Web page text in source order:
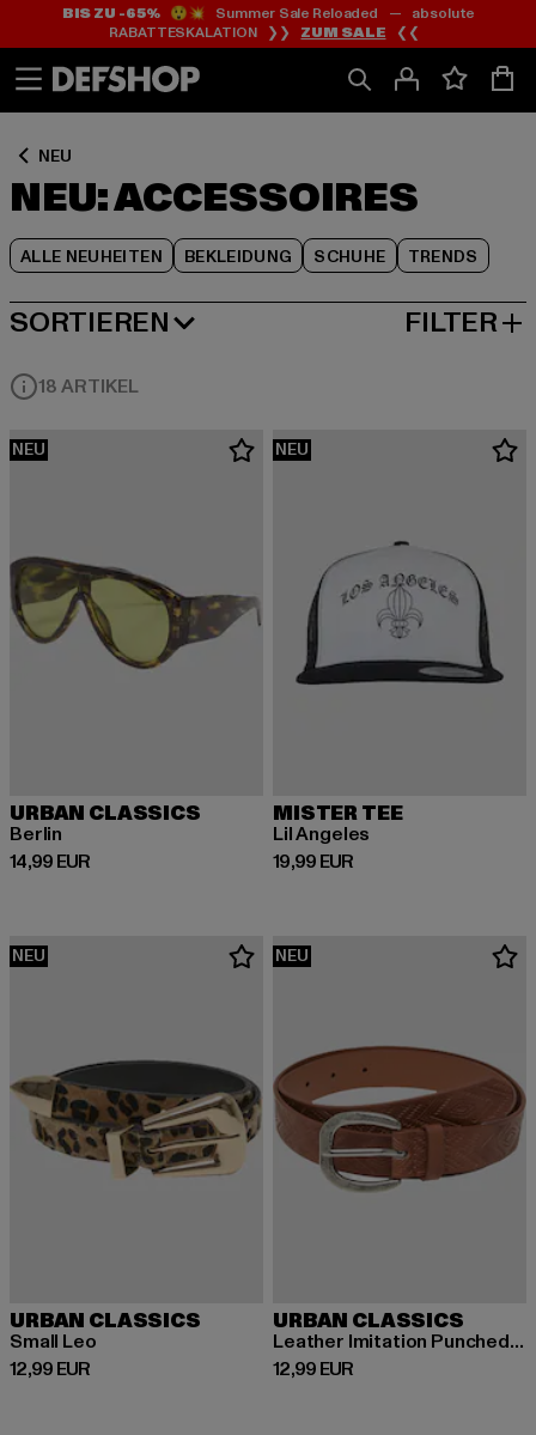
Zum
Inhalt
springen
Zum
Fußzeile
springen
BIS ZU -65%😲💥 Summer Sale Reloaded — absolute
RABATTESKALATION ❯❯ ZUM SALE ❮❮
NEU
NEU: ACCESSOIRES
ALLE NEUHEITEN BEKLEIDUNG SCHUHE TRENDS
Zum
Produktraster
springen
SORTIEREN
NEUESTE FILTER
18 ARTIKEL
NEU
URBAN CLASSICS
Berlin
14,99 EUR
Derzeitiger Preis: 14,99 EUR
NEU
MISTER TEE
Lil Angeles
19,99 EUR
Derzeitiger Preis: 19,99 EUR
NEU
URBAN CLASSICS
Small Leo
12,99 EUR
Derzeitiger Preis: 12,99 EUR
NEU
URBAN CLASSICS
Leather Imitation Punched Pattern
12,99 EUR
Derzeitiger Preis: 12,99 EUR